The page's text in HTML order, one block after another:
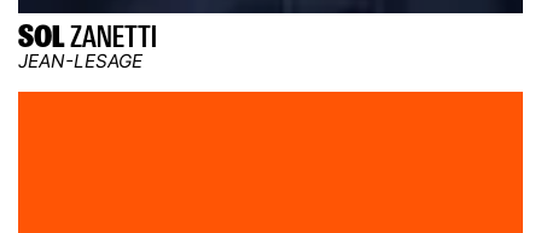
SOLZANETTI
JEAN-LESAGE